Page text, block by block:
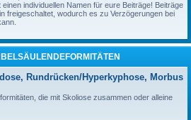
individuellen Namen für eure Beiträge! Beiträge
freigeschaltet, wodurch es zu Verzögerungen bei
Rundrücken/Hyperkyphose, Morbus
die mit Skoliose zusammen oder alleine